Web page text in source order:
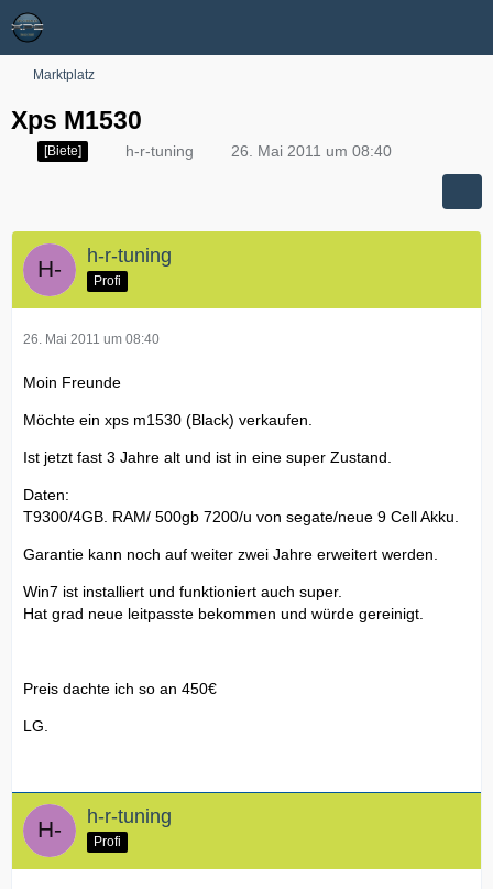
Marktplatz
Xps M1530
[Biete] h-r-tuning 26. Mai 2011 um 08:40
h-r-tuning
Profi
26. Mai 2011 um 08:40
Moin Freunde
Möchte ein xps m1530 (Black) verkaufen.
Ist jetzt fast 3 Jahre alt und ist in eine super Zustand.
Daten:
T9300/4GB. RAM/ 500gb 7200/u von segate/neue 9 Cell Akku.
Garantie kann noch auf weiter zwei Jahre erweitert werden.
Win7 ist installiert und funktioniert auch super.
Hat grad neue leitpasste bekommen und würde gereinigt.
Preis dachte ich so an 450€
LG.
h-r-tuning
Profi